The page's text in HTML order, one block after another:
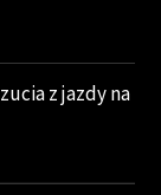
z jazdy na